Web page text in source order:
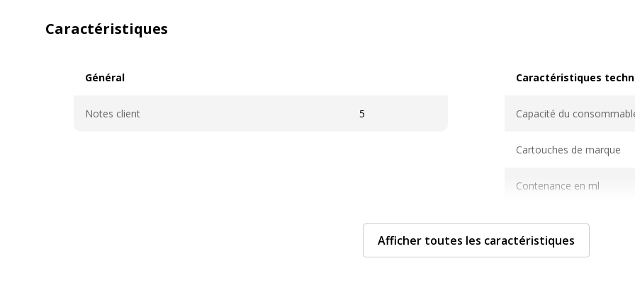
Caractéristiques
Général
Notes client 5
Caractéristiques
Capacité du
Cartouches de marque
Contenance en ml
Nombre de pages
Compatible avec
Afficher toutes les caractéristiques